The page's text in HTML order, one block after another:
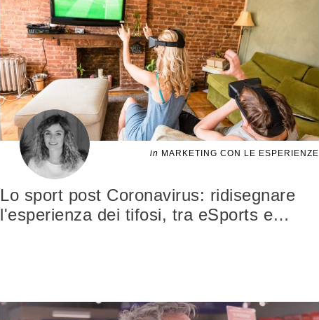
in MARKETING CON LE ESPERIENZE
Lo sport post Coronavirus: ridisegnare
l'esperienza dei tifosi, tra eSports e…